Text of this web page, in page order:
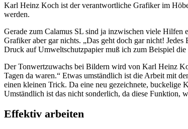
Karl Heinz Koch ist der verantwortliche Grafiker im
werden.
Gerade zum Calamus SL sind ja inzwischen viele Hilfen
Grafiker aber gar nichts. „Das geht doch gar nicht!
Druck auf Umweltschutzpapier muß ich zum Beispiel
Der Tonwertzuwachs bei Bildern wird von Karl Heinz
Tagen da waren.“ Etwas umständlich ist die Arbeit mit
einen kleinen Trick. Da eine neu gezeichnete, buckelige
Umständlich ist das nicht sonderlich, da diese Funktion,
Effektiv arbeiten